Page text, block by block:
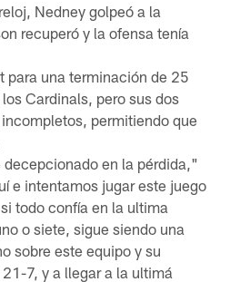
Nedney golpeó a la
recuperó y la ofensa tenía
para una terminación de 25
Cardinals, pero sus dos
permitiendo que
en la pérdida,"
e intentamos jugar este juego
todo confía en la ultima
o siete, sigue siendo una
sobre este equipo y su
7, y a llegar a la ultimá